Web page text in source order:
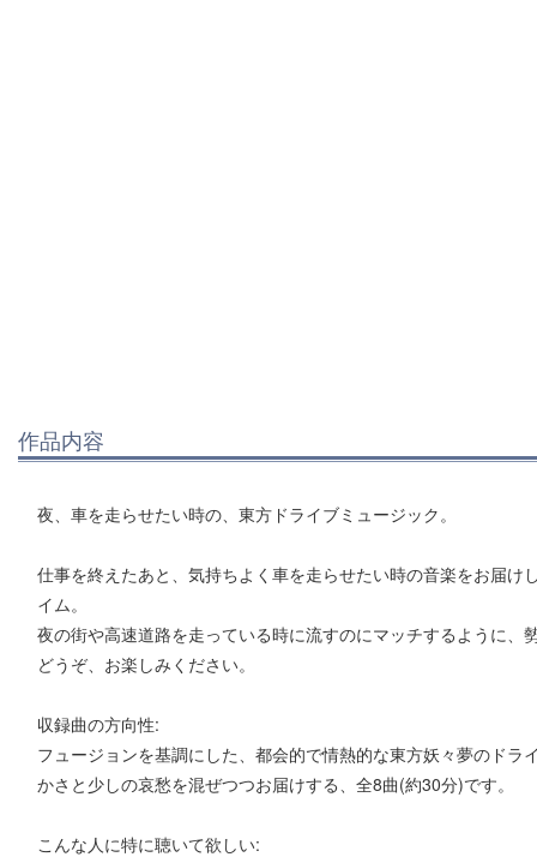
作品内容
夜、車を走らせたい時の、東方ドライブミュージック。
仕事を終えたあと、気持ちよく車を走らせたい時の音楽をお届け
イム。
夜の街や高速道路を走っている時に流すのにマッチするように、
どうぞ、お楽しみください。
収録曲の方向性:
フュージョンを基調にした、都会的で情熱的な東方妖々夢のド
かさと少しの哀愁を混ぜつつお届けする、全8曲(約30分)です。
こんな人に特に聴いて欲しい: